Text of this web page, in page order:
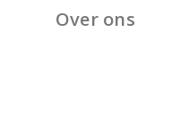
Over ons